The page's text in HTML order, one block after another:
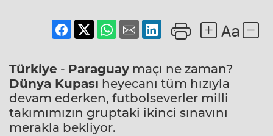
Türkiye - Paraguay maçı ne zaman?
Dünya Kupası heyecanı tüm hızıyla
devam ederken, futbolseverler milli
takımımızın gruptaki ikinci sınavını
merakla bekliyor.